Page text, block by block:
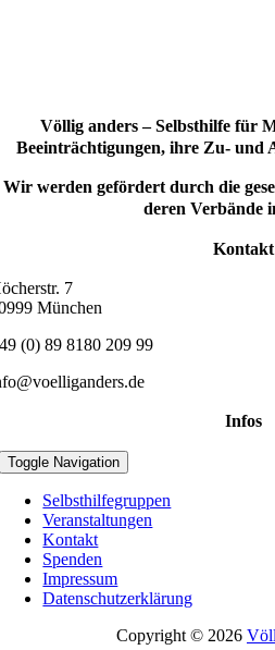
Völlig anders – Selbsthilfe für
Beeinträchtigungen, ihre Zu- und
Wir werden gefördert durch die
deren Verbände
Kontakt
7
München
(0) 89 8180 209 99
Infos
Toggle Navigation
Selbsthilfegruppen
Veranstaltungen
Kontakt
Spenden
Impressum
Datenschutzerklärung
Copyright © 2026